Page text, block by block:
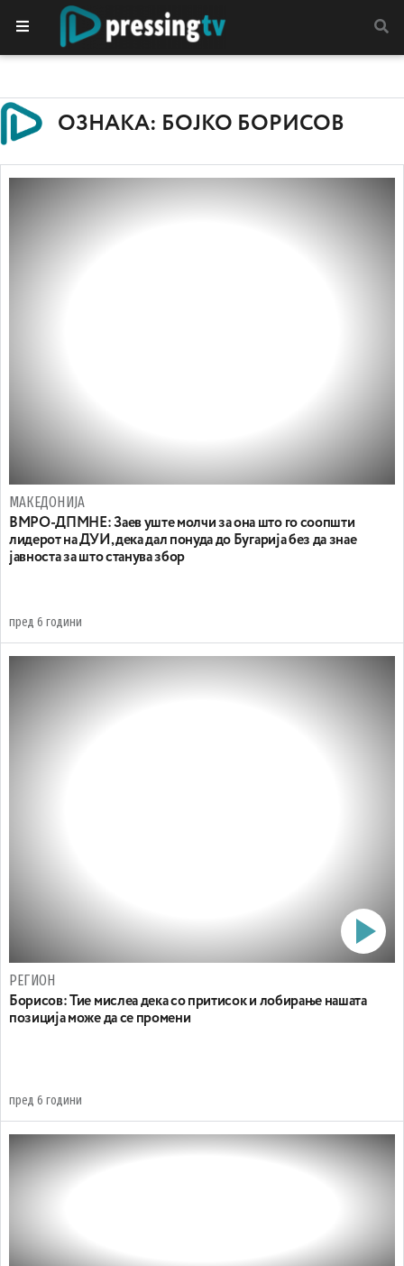
ОЗНАКА: БОЈКО БОРИСОВ
МАКЕДОНИЈА
ВМРО-ДПМНЕ: Заев уште молчи за она што го соопшти
лидерот на ДУИ, дека дал понуда до Бугарија без да знае
јавноста за што станува збор
пред 6 години
РЕГИОН
Борисов: Тие мислеа дека со притисок и лобирање нашата
позиција може да се промени
пред 6 години